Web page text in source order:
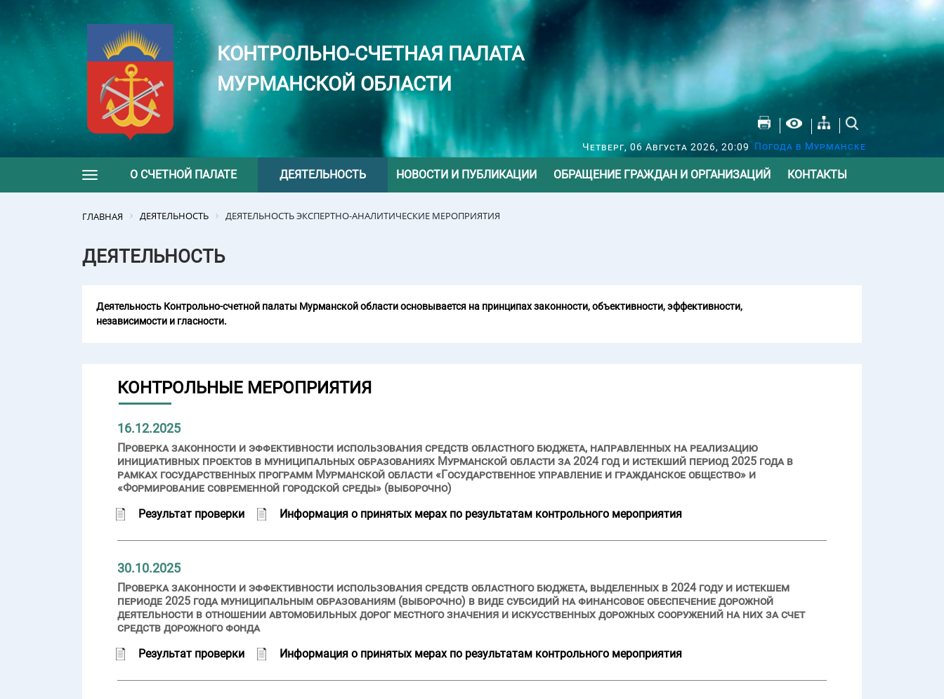
КОНТРОЛЬНО-СЧЕТНАЯ ПАЛАТА
МУРМАНСКОЙ ОБЛАСТИ
Четверг, 06 Августа 2026, 20:09 Погода в Мурманске
Toggle navigation
О СЧЕТНОЙ ПАЛАТЕ ДЕЯТЕЛЬНОСТЬ НОВОСТИ И ПУБЛИКАЦИИ ОБРАЩЕНИЕ ГРАЖДАН И ОРГАНИЗАЦИЙ КОНТАКТЫ
ГЛАВНАЯ ДЕЯТЕЛЬНОСТЬ ДЕЯТЕЛЬНОСТЬ ЭКСПЕРТНО-АНАЛИТИЧЕСКИЕ МЕРОПРИЯТИЯ
ДЕЯТЕЛЬНОСТЬ
Деятельность Контрольно-счетной палаты Мурманской области основывается на принципах законности, объективности, эффективности,
независимости и гласности.
КОНТРОЛЬНЫЕ МЕРОПРИЯТИЯ
16.12.2025
Проверка законности и эффективности использования средств областного бюджета, направленных на реализацию
инициативных проектов в муниципальных образованиях Мурманской области за 2024 год и истекший период 2025 года в
рамках государственных программ Мурманской области «Государственное управление и гражданское общество» и
«Формирование современной городской среды» (выборочно)
Результат проверки
Информация о принятых мерах по результатам контрольного мероприятия
30.10.2025
Проверка законности и эффективности использования средств областного бюджета, выделенных в 2024 году и истекшем
периоде 2025 года муниципальным образованиям (выборочно) в виде субсидий на финансовое обеспечение дорожной
деятельности в отношении автомобильных дорог местного значения и искусственных дорожных сооружений на них за счет
средств дорожного фонда
Результат проверки
Информация о принятых мерах по результатам контрольного мероприятия